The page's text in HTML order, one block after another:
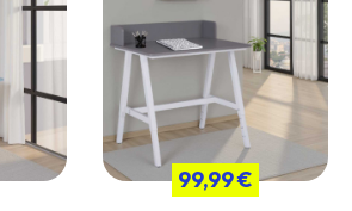
99,99 €